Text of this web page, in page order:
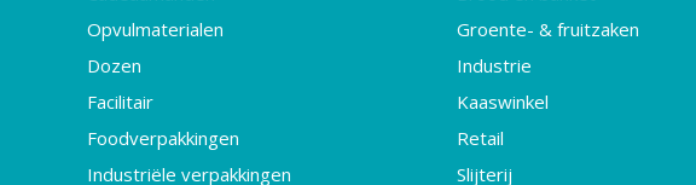
Opvulmaterialen
Dozen
Facilitair
Foodverpakkingen
Industriële verpakkingen
Groente- & fruitzaken
Industrie
Kaaswinkel
Retail
Slijterij